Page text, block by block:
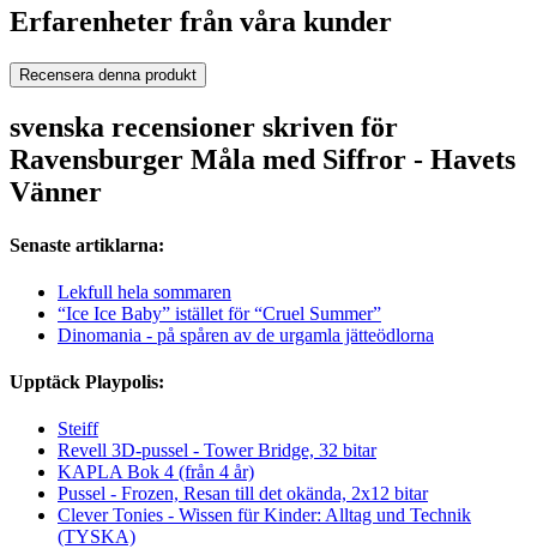
Erfarenheter från våra kunder
Recensera denna produkt
svenska recensioner skriven för
Ravensburger Måla med Siffror - Havets
Vänner
Senaste artiklarna:
Lekfull hela sommaren
“Ice Ice Baby” istället för “Cruel Summer”
Dinomania - på spåren av de urgamla jätteödlorna
Upptäck Playpolis:
Steiff
Revell 3D-pussel - Tower Bridge, 32 bitar
KAPLA Bok 4 (från 4 år)
Pussel - Frozen, Resan till det okända, 2x12 bitar
Clever Tonies - Wissen für Kinder: Alltag und Technik
(TYSKA)